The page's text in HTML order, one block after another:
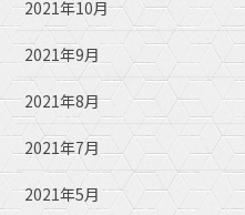
2021年10月
2021年9月
2021年8月
2021年7月
2021年5月